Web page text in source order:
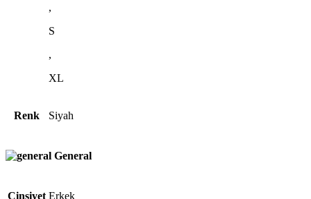
,
S
,
XL
Renk Siyah
General
Cinsiyet Erkek